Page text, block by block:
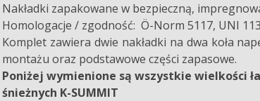
Nakładki zapakowane w bezpieczną,
Homologacje / zgodność: Ö-Norm 5117, UNI
Komplet zawiera dwie nakładki na dwa koła
montażu oraz podstawowe części zapasowe.
Poniżej wymienione są wszystkie wielkości
śnieżnych K-SUMMIT